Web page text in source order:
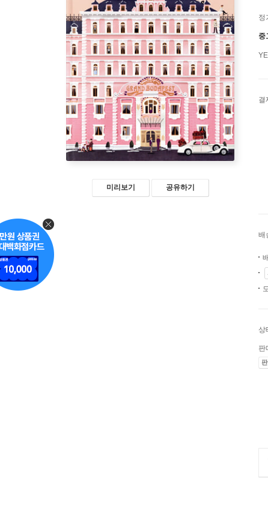
미리보기 공유하기
정
중
결
배
상
판